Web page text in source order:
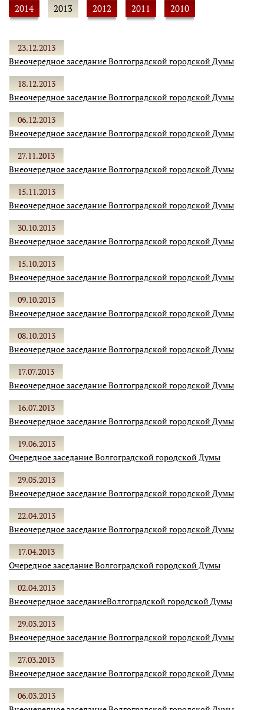
2014 2013 2012 2011 2010
23.12.2013
Внеочередное заседание Волгоградской городской Думы
18.12.2013
Внеочередное заседание Волгоградской городской Думы
06.12.2013
Внеочередное заседание Волгоградской городской Думы
27.11.2013
Внеочередное заседание Волгоградской городской Думы
15.11.2013
Внеочередное заседание Волгоградской городской Думы
30.10.2013
Внеочередное заседание Волгоградской городской Думы
15.10.2013
Внеочередное заседание Волгоградской городской Думы
09.10.2013
Внеочередное заседание Волгоградской городской Думы
08.10.2013
Внеочередное заседание Волгоградской городской Думы
17.07.2013
Внеочередное заседание Волгоградской городской Думы
16.07.2013
Внеочередное заседание Волгоградской городской Думы
19.06.2013
Очередное заседание Волгоградской городской Думы
29.05.2013
Внеочередное заседание Волгоградской городской Думы
22.04.2013
Внеочередное заседание Волгоградской городской Думы
17.04.2013
Очередное заседание Волгоградской городской Думы
02.04.2013
Внеочередное заседаниеВолгоградской городской Думы
29.03.2013
Внеочередное заседание Волгоградской городской Думы
27.03.2013
Внеочередное заседание Волгоградской городской Думы
06.03.2013